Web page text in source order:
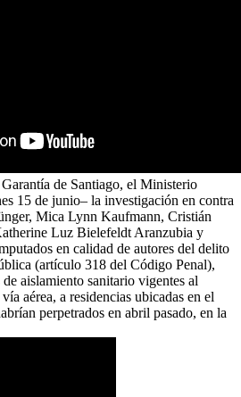
de Santiago, el Ministerio
15 de junio– la investigación en contra
Mica Lynn Kaufmann, Cristián
Luz Bielefeldt Aranzubia y
en calidad de autores del delito
(artículo 318 del Código Penal),
aislamiento sanitario vigentes al
aérea, a residencias ubicadas en el
perpetrados en abril pasado, en la